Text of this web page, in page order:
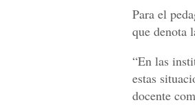
Para el
que denota
“En las
estas
docente